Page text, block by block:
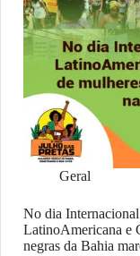
Geral
No dia
LatinoAmericana e
negras da Bahia